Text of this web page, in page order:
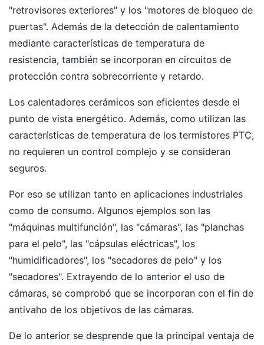
"retrovisores exteriores" y los "motores de bloqueo de
puertas". Además de la detección de calentamiento
mediante características de temperatura de
resistencia, también se incorporan en circuitos de
protección contra sobrecorriente y retardo.
Los calentadores cerámicos son eficientes desde el
punto de vista energético. Además, como utilizan las
características de temperatura de los termistores PTC,
no requieren un control complejo y se consideran
seguros.
Por eso se utilizan tanto en aplicaciones industriales
como de consumo. Algunos ejemplos son las
"máquinas multifunción", las "cámaras", las "planchas
para el pelo", las "cápsulas eléctricas", los
"humidificadores", los "secadores de pelo" y los
"secadores". Extrayendo de lo anterior el uso de
cámaras, se comprobó que se incorporan con el fin de
antivaho de los objetivos de las cámaras.
De lo anterior se desprende que la principal ventaja de